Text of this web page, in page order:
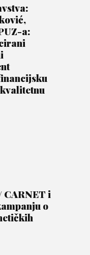
a:
CARNET i
o